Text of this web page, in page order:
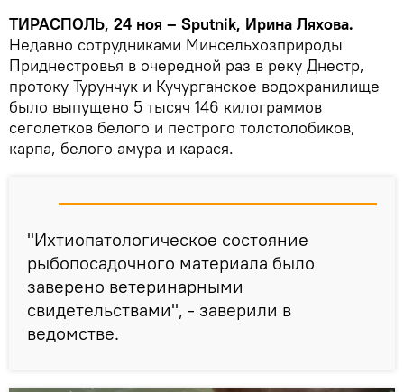
ТИРАСПОЛЬ, 24 ноя – Sputnik, Ирина Ляхова.
Недавно сотрудниками Минсельхозприроды
Приднестровья в очередной раз в реку Днестр,
протоку Турунчук и Кучурганское водохранилище
было выпущено 5 тысяч 146 килограммов
сеголетков белого и пестрого толстолобиков,
карпа, белого амура и карася.
"Ихтиопатологическое состояние
рыбопосадочного материала было
заверено ветеринарными
свидетельствами", - заверили в
ведомстве.